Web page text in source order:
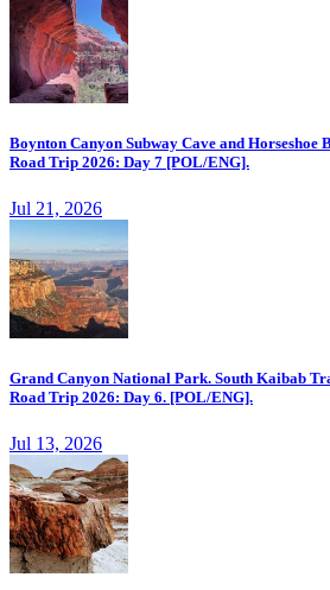
Boynton Canyon Subway Cave and Horseshoe
Road Trip 2026: Day 7 [POL/ENG].
Jul 21, 2026
Grand Canyon National Park. South Kaibab
Road Trip 2026: Day 6. [POL/ENG].
Jul 13, 2026